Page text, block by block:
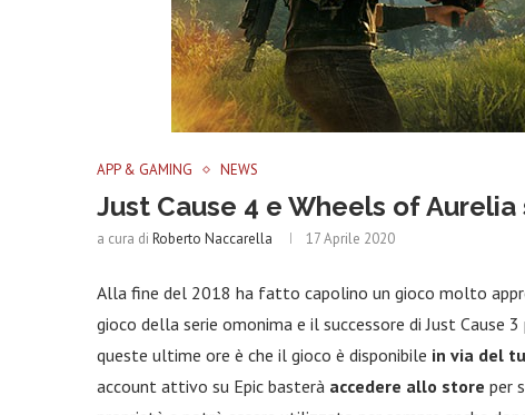
APP & GAMING NEWS
Just Cause 4 e Wheels of
a cura di Roberto Naccarella 17 Aprile 2020
Alla fine del 2018 ha fatto capolino un gioco molto
gioco della serie omonima e il successore di Just
queste ultime ore è che il gioco è disponibile in via del
account attivo su Epic basterà accedere allo store per